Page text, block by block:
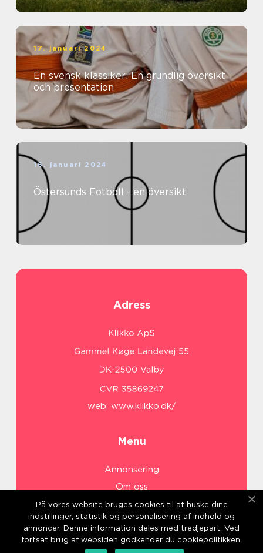
17. januari 2024
En svensk klassiker: En grundlig översikt
och presentation
16. januari 2024
Östersunds Fotboll - en översikt
Adress
web: www.klikko.dk/
Menu
Annonsering
Om oss
Cookies
Kontakta oss
Sitemap
På vores website bruges cookies til at huske dine
indstillinger, statistik og personalisering af indhold og
annoncer. Denne information deles med tredjepart. Ved
fortsat brug af websiden godkender du cookiepolitikken.